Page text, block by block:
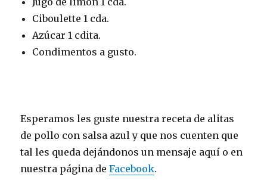
Ciboulette 1 cda.
Azúcar 1 cdita.
Condimentos a gusto.
Esperamos les guste nuestra receta de alitas
de pollo con salsa azul y que nos cuenten que
tal les queda dejándonos un mensaje aquí o en
nuestra página deFacebook.